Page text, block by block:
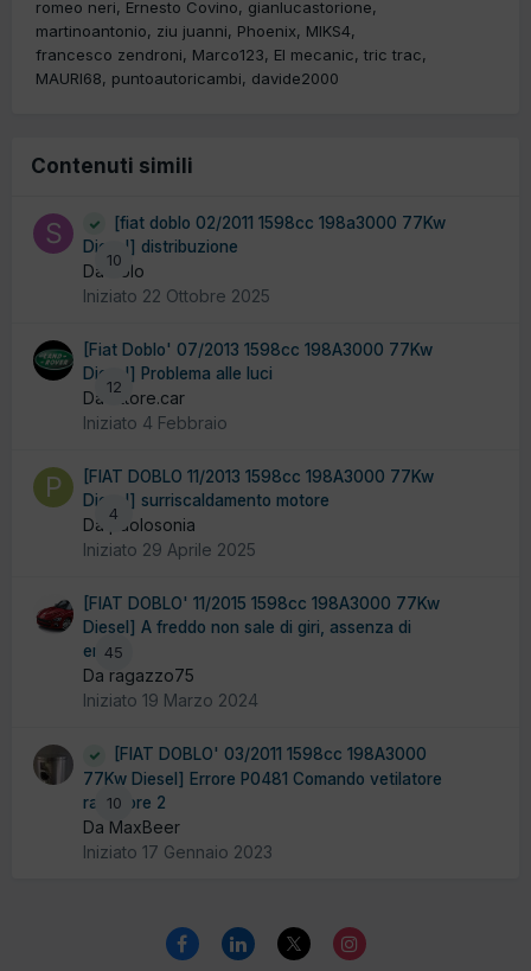
romeo neri Ernesto Covino
gianlucastorione
martinoantonio
ziu juanni Phoenix
MIKS4
francesco zendroni
Marco123 El mecanic tric trac
MAURI68
puntoautoricambi davide2000
Contenuti simili
10
[fiat doblo 02/2011 1598cc 198a3000 77Kw
Diesel] distribuzione
Da Solo
Iniziato 22 Ottobre 2025
12
[Fiat Doblo' 07/2013 1598cc 198A3000 77Kw
Diesel] Problema alle luci
Da ettore.car
Iniziato 4 Febbraio
4
[FIAT DOBLO 11/2013 1598cc 198A3000 77Kw
Diesel] surriscaldamento motore
Da paolosonia
Iniziato 29 Aprile 2025
45
[FIAT DOBLO' 11/2015 1598cc 198A3000 77Kw
Diesel] A freddo non sale di giri, assenza di
errori.
Da ragazzo75
Iniziato 19 Marzo 2024
10
[FIAT DOBLO' 03/2011 1598cc 198A3000
77Kw Diesel] Errore P0481 Comando vetilatore
radiatore 2
Da MaxBeer
Iniziato 17 Gennaio 2023